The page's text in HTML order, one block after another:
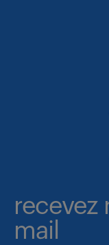
recevez
mail